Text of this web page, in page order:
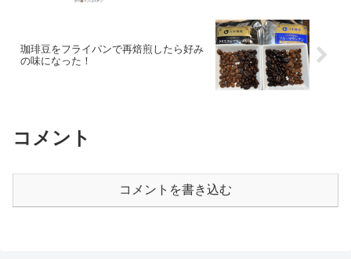
珈琲豆をフライパンで再焙煎したら好み
の味になった！
コメント
コメントを書き込む